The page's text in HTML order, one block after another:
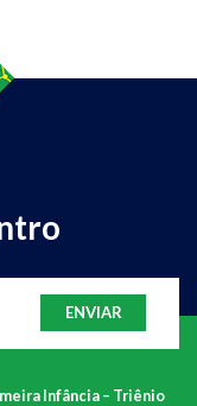
ENVIAR
Infância – Triênio